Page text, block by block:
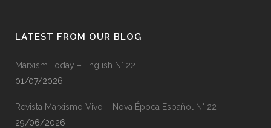
LATEST FROM OUR BLOG
Marxism Today – English N° 22
01/07/2026
Revista Marxismo Vivo – Nova Época Español N° 22
29/06/2026